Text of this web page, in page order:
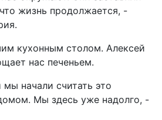
жизнь продолжается, -
кухонным столом. Алексей
нас печеньем.
начали считать это
Мы здесь уже надолго, -